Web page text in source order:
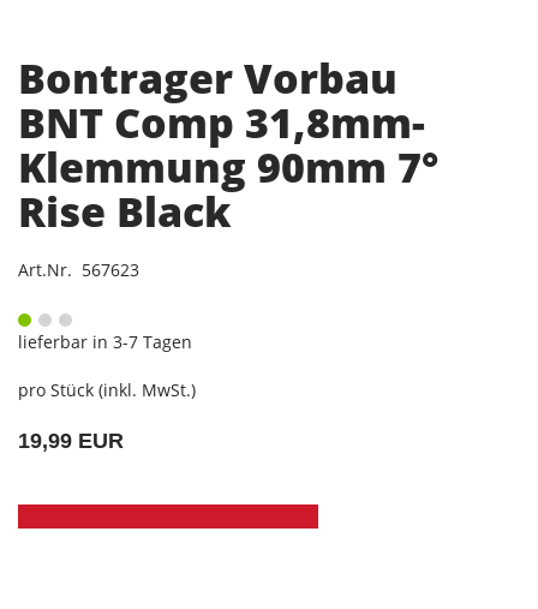
Bontrager Vorbau
BNT Comp 31,8mm-
Klemmung 90mm 7°
Rise Black
Art.Nr. 567623
lieferbar in 3-7 Tagen
pro Stück (inkl. MwSt.)
19,99 EUR